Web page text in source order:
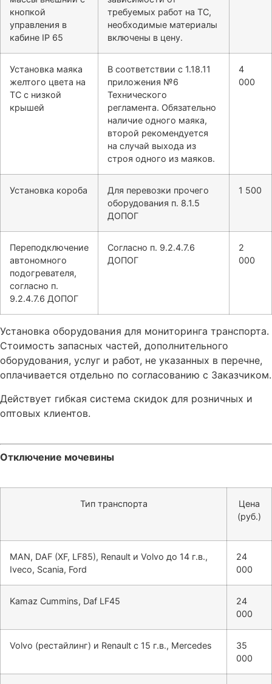
кнопкой
управления в
кабине IP 65
требуемых работ на ТС,
необходимые материалы
включены в цену.
Установка маяка
желтого цвета на
ТС с низкой
крышей
В соответствии с 1.18.11
приложения №6
Технического
регламента. Обязательно
наличие одного маяка,
второй рекомендуется
на случай выхода из
строя одного из маяков.
4
000
Установка короба
Для перевозки прочего
оборудования п. 8.1.5
ДОПОГ
1 500
Переподключение
автономного
подогревателя,
согласно п.
9.2.4.7.6 ДОПОГ
Согласно п. 9.2.4.7.6
ДОПОГ
2
000
Установка оборудования для мониторинга транспорта.
Стоимость запасных частей, дополнительного
оборудования, услуг и работ, не указанных в перечне,
оплачивается отдельно по согласованию с Заказчиком.
Действует гибкая система скидок для розничных и
оптовых клиентов.
Отключение мочевины
Тип транспорта
Цена
(руб.)
MAN, DAF (XF, LF85), Renault и Volvo до 14 г.в.,
Iveco, Scania, Ford
24
000
Kamaz Cummins, Daf LF45
24
000
Volvo (рестайлинг) и Renault с 15 г.в., Mercedes
35
000